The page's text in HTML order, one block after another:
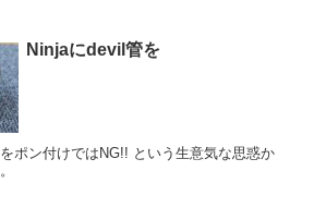
Ninjaにdevil管を
ポン付けではNG!! という生意気な思惑か